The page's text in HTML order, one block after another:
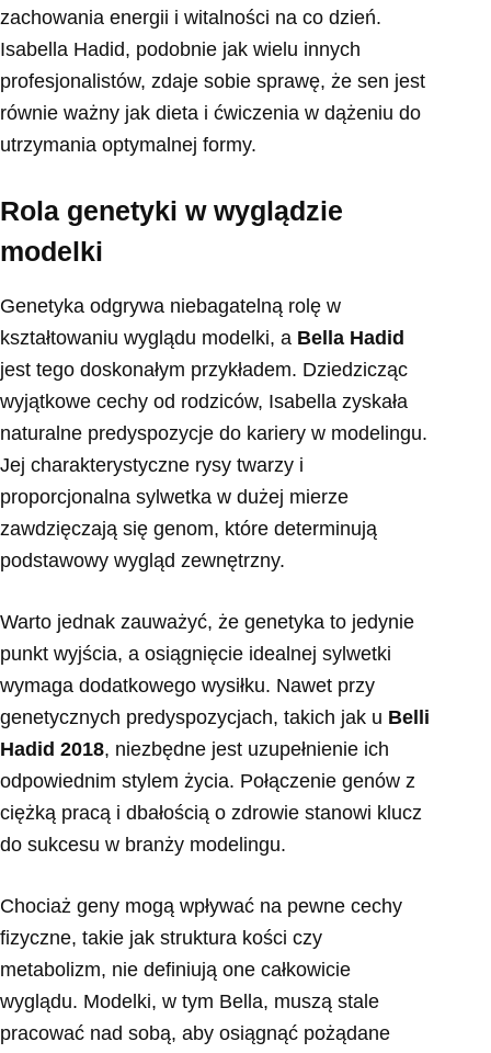
zachowania energii i witalności na co dzień.
Isabella Hadid, podobnie jak wielu innych
profesjonalistów, zdaje sobie sprawę, że sen jest
równie ważny jak dieta i ćwiczenia w dążeniu do
utrzymania optymalnej formy.
Rola genetyki w wyglądzie
modelki
Genetyka odgrywa niebagatelną rolę w
kształtowaniu wyglądu modelki, a Bella Hadid
jest tego doskonałym przykładem. Dziedzicząc
wyjątkowe cechy od rodziców, Isabella zyskała
naturalne predyspozycje do kariery w modelingu.
Jej charakterystyczne rysy twarzy i
proporcjonalna sylwetka w dużej mierze
zawdzięczają się genom, które determinują
podstawowy wygląd zewnętrzny.
Warto jednak zauważyć, że genetyka to jedynie
punkt wyjścia, a osiągnięcie idealnej sylwetki
wymaga dodatkowego wysiłku. Nawet przy
genetycznych predyspozycjach, takich jak u Belli
Hadid 2018, niezbędne jest uzupełnienie ich
odpowiednim stylem życia. Połączenie genów z
ciężką pracą i dbałością o zdrowie stanowi klucz
do sukcesu w branży modelingu.
Chociaż geny mogą wpływać na pewne cechy
fizyczne, takie jak struktura kości czy
metabolizm, nie definiują one całkowicie
wyglądu. Modelki, w tym Bella, muszą stale
pracować nad sobą, aby osiągnąć pożądane